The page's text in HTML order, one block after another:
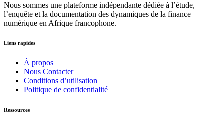
Nous sommes une plateforme indépendante dédiée à l’étude,
l’enquête et la documentation des dynamiques de la finance
numérique en Afrique francophone.
Liens rapides
À propos
Nous Contacter
Conditions d’utilisation
Politique de confidentialité
Ressources